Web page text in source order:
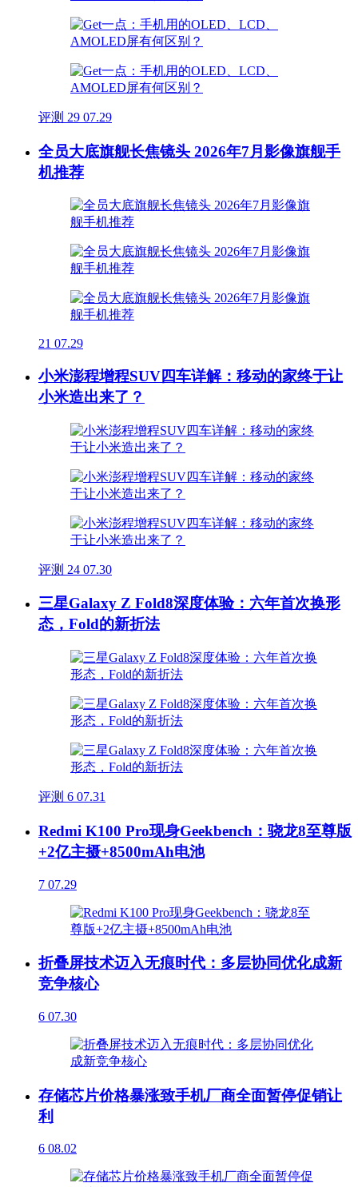
评测 29 07.29
全员大底旗舰长焦镜头 2026年7月影像旗舰手
机推荐
21 07.29
小米澎程增程SUV四车详解：移动的家终于让
小米造出来了？
评测 24 07.30
三星Galaxy Z Fold8深度体验：六年首次换形
态，Fold的新折法
评测 6 07.31
Redmi K100 Pro现身Geekbench：骁龙8至尊版
+2亿主摄+8500mAh电池
7 07.29
折叠屏技术迈入无痕时代：多层协同优化成新
竞争核心
6 07.30
存储芯片价格暴涨致手机厂商全面暂停促销让
利
6 08.02